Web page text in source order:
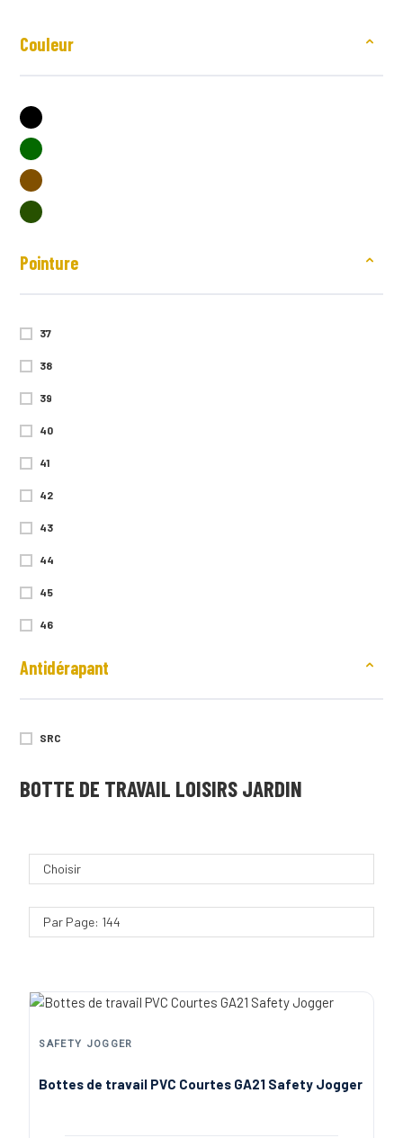
Couleur
Pointure
37
38
39
40
41
42
43
44
45
46
43/44
Antidérapant
SRC
BOTTE DE TRAVAIL LOISIRS JARDIN
Choisir
Par Page: 144
SAFETY JOGGER
Bottes de travail PVC Courtes GA21 Safety Jogger